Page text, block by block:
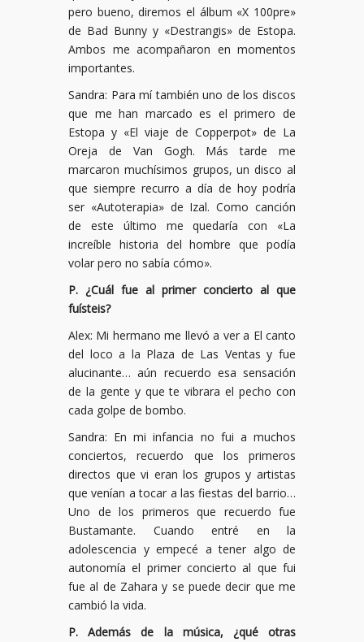
pero bueno, diremos el álbum «X 100pre»
de Bad Bunny y «Destrangis» de Estopa.
Ambos me acompañaron en momentos
importantes.
Sandra: Para mí también uno de los discos
que me han marcado es el primero de
Estopa y «El viaje de Copperpot» de La
Oreja de Van Gogh. Más tarde me
marcaron muchísimos grupos, un disco al
que siempre recurro a día de hoy podría
ser «Autoterapia» de Izal. Como canción
de este último me quedaría con «La
increíble historia del hombre que podía
volar pero no sabía cómo».
P. ¿Cuál fue al primer concierto al que
fuísteis?
Alex: Mi hermano me llevó a ver a El canto
del loco a la Plaza de Las Ventas y fue
alucinante… aún recuerdo esa sensación
de la gente y que te vibrara el pecho con
cada golpe de bombo.
Sandra: En mi infancia no fui a muchos
conciertos, recuerdo que los primeros
directos que vi eran los grupos y artistas
que venían a tocar a las fiestas del barrio…
Uno de los primeros que recuerdo fue
Bustamante. Cuando entré en la
adolescencia y empecé a tener algo de
autonomía el primer concierto al que fui
fue al de Zahara y se puede decir que me
cambió la vida.
P. Además de la música, ¿qué otras